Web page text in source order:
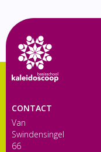
CONTACT
Van
Swindensingel
66